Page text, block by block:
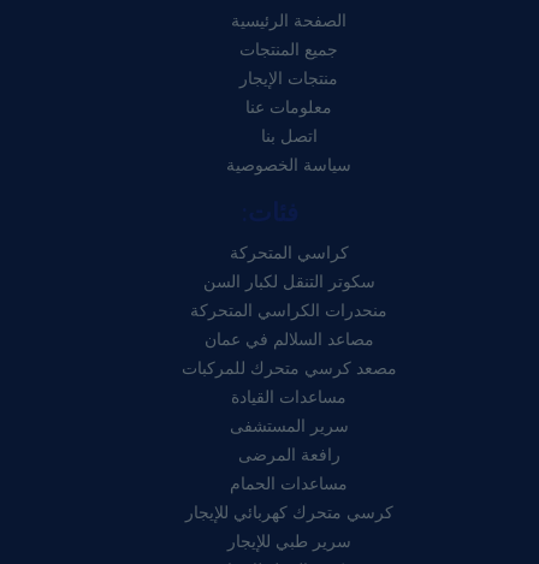
الصفحة الرئيسية
جميع المنتجات
منتجات الإيجار
معلومات عنا
اتصل بنا
سياسة الخصوصية
فئات:
كراسي المتحركة
سكوتر التنقل لكبار السن
منحدرات الكراسي المتحركة
مصاعد السلالم في عمان
مصعد كرسي متحرك للمركبات
مساعدات القيادة
سرير المستشفى
رافعة المرضى
مساعدات الحمام
كرسي متحرك كهربائي للإيجار
سرير طبي للإيجار